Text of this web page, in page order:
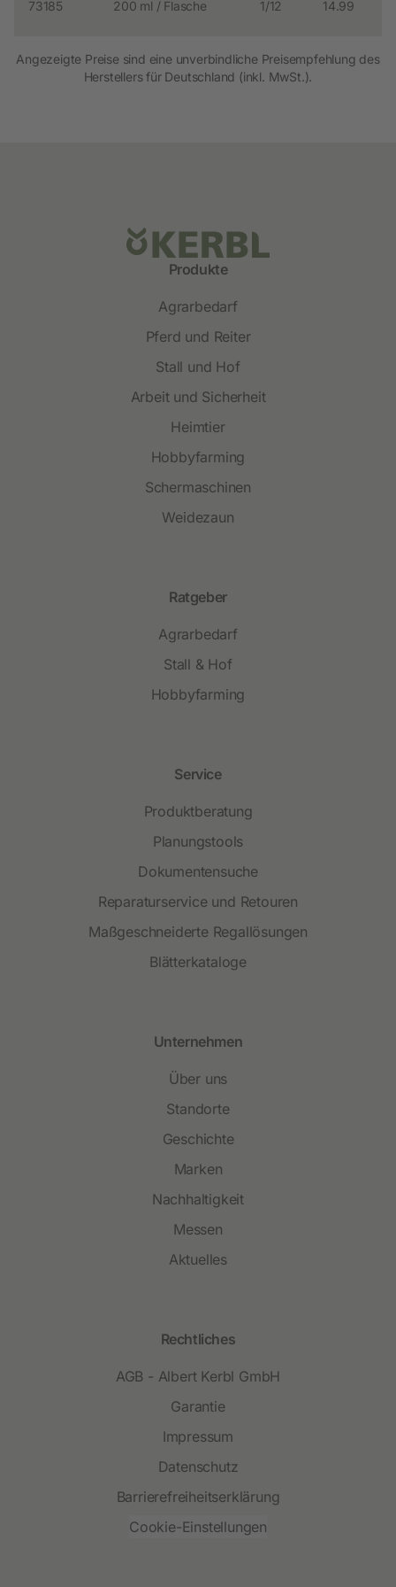
73185 200 ml / Flasche 1/12 14.99
Angezeigte Preise sind eine unverbindliche Preisempfehlung des
Herstellers für Deutschland (inkl. MwSt.).
Produkte
Agrarbedarf
Pferd und Reiter
Stall und Hof
Arbeit und Sicherheit
Heimtier
Hobbyfarming
Schermaschinen
Weidezaun
Ratgeber
Agrarbedarf
Stall & Hof
Hobbyfarming
Service
Produktberatung
Planungstools
Dokumentensuche
Reparaturservice und Retouren
Maßgeschneiderte Regallösungen
Blätterkataloge
Unternehmen
Über uns
Standorte
Geschichte
Marken
Nachhaltigkeit
Messen
Aktuelles
Rechtliches
AGB - Albert Kerbl GmbH
Garantie
Impressum
Datenschutz
Barrierefreiheitserklärung
Cookie-Einstellungen